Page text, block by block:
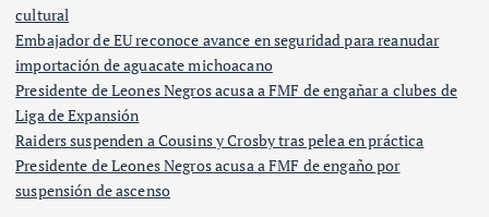
cultural
Embajador de EU reconoce avance en seguridad para reanudar
importación de aguacate michoacano
Presidente de Leones Negros acusa a FMF de engañar a clubes de
Liga de Expansión
Raiders suspenden a Cousins y Crosby tras pelea en práctica
Presidente de Leones Negros acusa a FMF de engaño por
suspensión de ascenso